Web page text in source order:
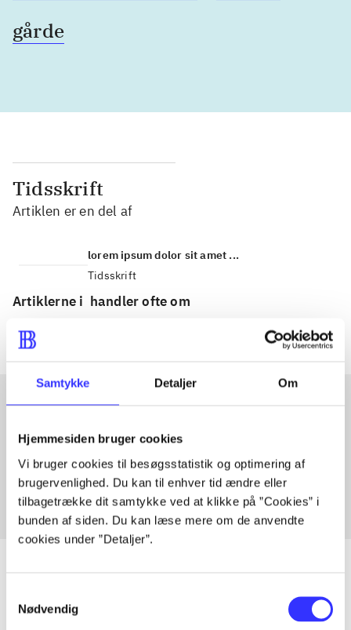
Samtykke Detaljer Om
Hjemmesiden bruger cookies
Vi bruger cookies til besøgsstatistik og optimering af
brugervenlighed. Du kan til enhver tid ændre eller
tilbagetrække dit samtykke ved at klikke på ”Cookies” i
bunden af siden. Du kan læse mere om de anvendte
cookies under ”Detaljer”.
Nødvendig
gårde
Tidsskrift
Artiklen er en del af
lorem ipsum dolor sit amet ...
Tidsskrift
Artiklerne i handler ofte om
Artikler med samme emner
Fra
Artikler